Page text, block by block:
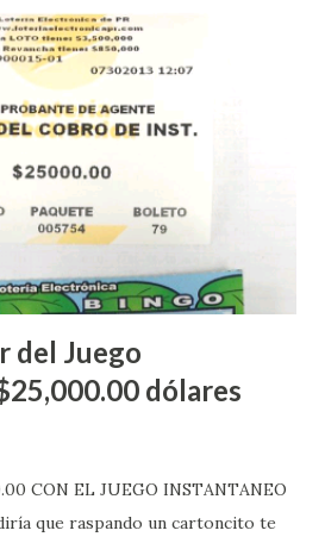
Sobre el sorteo de Powerball,
se continuará realizando en los
podrán conocer los
mismo a través de la página
de los sorteos locales (
Pega 3 Pega 4 ) se les informará
del Juego
dólares
CON EL JUEGO INSTANTANEO
que raspando un cartoncito te